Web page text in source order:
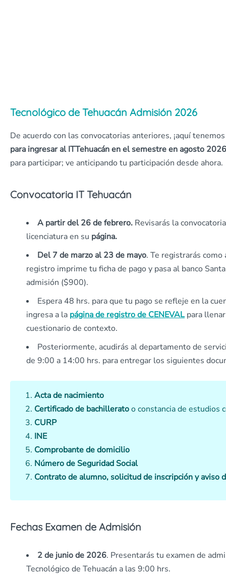
Tecnológico de Tehuacán Admisión 2026
De acuerdo con las convocatorias anteriores, ¡aquí tenemos
para ingresar al ITTehuacán en el semestre en agosto
para participar; ve anticipando tu participación desde ahora.
Convocatoria IT Tehuacán
A partir del 26 de febrero. Revisarás la
licenciatura en su página.
Del 7 de marzo al 23 de mayo. Te registrarás
registro imprime tu ficha de pago y pasa al banco
admisión ($900).
Espera 48 hrs. para que tu pago se refleje en la
ingresa a la página de registro de CENEVALpara
cuestionario de contexto.
Posteriormente, acudirás al departamento de
de 9:00 a 14:00 hrs. para entregar los siguientes
Acta de nacimiento
Certificado de bachilleratoo constancia de estudios
CURP
INE
Comprobante de domicilio
Número de Seguridad Social
Contrato de alumno,solicitud de inscripción y aviso
Fechas Examen de Admisión
2 de junio de 2026. Presentarás tu examen de
Tecnológico de Tehuacán a las 9:00 hrs.